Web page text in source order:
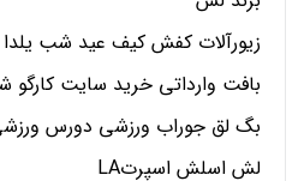
زیورآلات کفش کیف عید شب
بافت وارداتی خرید سایت کارگو
بگ لق جوراب ورزشی دورس
لش اسلش اسپرتLA